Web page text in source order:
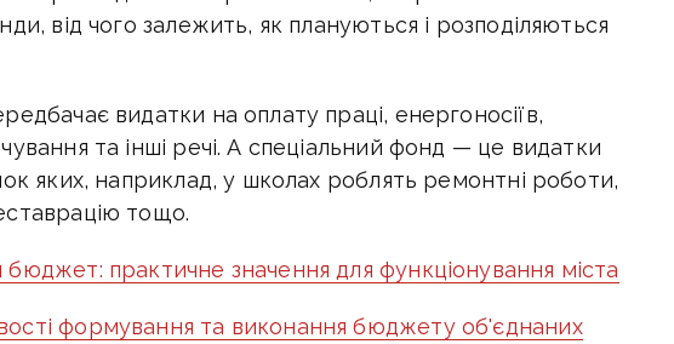
від чого залежить, як плануються і розподіляються
видатки на оплату праці, енергоносіїв,
та інші речі. А спеціальний фонд — це видатки
яких, наприклад, у школах роблять ремонтні роботи,
тощо.
практичне значення для функціонування міста
формування та виконання бюджету об'єднаних